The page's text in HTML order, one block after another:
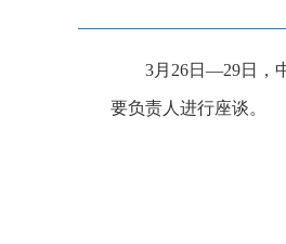
3月26日—29日，
要负责人进行座谈。